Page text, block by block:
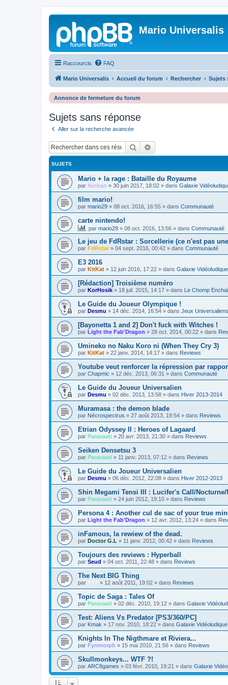
Mario Universalis
Raccourcis FAQ
Mario Universalis Accueil du forum Rechercher Sujets
Annonce de fermeture du forum
Sujets sans réponse
Aller sur la recherche avancée
Rechercher
SUJETS
Mario + la rage : Bataille du Royaume
par Ninban » 30 juin 2017, 18:02 » dans Galaxie
film mario!
par mario29 » 08 oct. 2016, 16:55 » dans Communauté
carte nintendo!
par mario29 » 08 oct. 2016, 13:56 » dans Communauté
Le jeu de FdRstar : Sorcellerie (ce n'est pas
par FdRstar» 04 sept. 2016, 00:42 » dans Communauté
E3 2016
par KitKat » 12 juin 2016, 17:22 » dans Galaxie Vidéoludique
[Rédaction] Troisième numéro
par KorHosik » 18 juil. 2015, 14:17 » dans Le Chomp
Le Guide du Joueur Olympique !
par Desmu » 14 déc. 2014, 16:54 » dans Jeux
[Bayonetta 1 and 2] Don't fuck with Witches !
par Light the Fab'Dragon » 28 oct. 2014, 00:22 » dans
Umineko no Naku Koro ni (When They Cry 3)
par KitKat » 22 janv. 2014, 14:17 » dans Reviews
Youtube veut renforcer la répression par
par Chapmic » 12 déc. 2013, 06:31 » dans Communauté
Le Guide du Joueur Universalien
par Desmu » 02 déc. 2013, 13:58 » dans Hiver 2013-2014
Muramasa : the demon blade
par Nécrospectrus » 27 août 2013, 19:54 » dans Reviews
Etrian Odyssey II : Heroes of Lagaard
par Paravaati » 20 avr. 2013, 21:30 » dans Reviews
Seiken Densetsu 3
par Paravaati » 11 janv. 2013, 07:12 » dans Reviews
Le Guide du Joueur Universalien
par Desmu » 06 déc. 2012, 22:08 » dans Hiver 2012-2013
Shin Megami Tensi III : Lucifer's Call/Nocturne/
par Paravaati » 24 juin 2012, 19:10 » dans Reviews
Persona 4 : Another cul de sac of your true
par Light the Fab'Dragon » 12 avr. 2012, 13:24 » dans
inFamous, la rewiew of the dead.
par Doctor G.L » 11 janv. 2012, 00:42 » dans Reviews
Toujours des reviews : Hyperball
par Seud » 04 oct. 2011, 22:48 » dans Reviews
The Next BIG Thing
par ??? » 12 août 2011, 19:02 » dans Reviews
Topic de Saga : Tales Of
par Paravaati » 02 déc. 2010, 19:12 » dans Galaxie
Test: Aliens Vs Predator [PS3/360/PC]
par Kmak » 17 nov. 2010, 18:22 » dans Galaxie Vidéoludique
Knights In The Nigthmare et Riviera...
par Fynmorph » 15 mai 2010, 21:56 » dans Reviews
Skullmonkeys... WTF ?!
par ARC8games » 03 févr. 2010, 19:21 » dans Galaxie